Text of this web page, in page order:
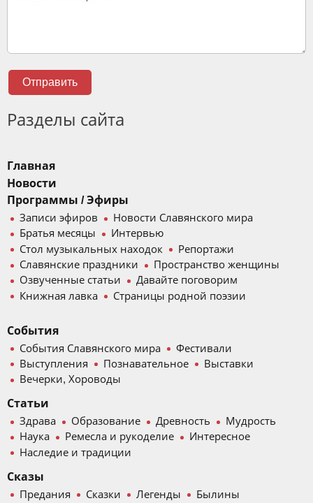
Отправить
Разделы сайта
Главная
Новости
Программы / Эфиры
Записи эфиров
Новости Славянского мира
Братья месяцы
Интервью
Стол музыкальных находок
Репортажи
Славянские праздники
Пространство женщины
Озвученные статьи
Давайте поговорим
Книжная лавка
Страницы родной поэзии
События
События Славянского мира
Фестивали
Выступления
Познавательное
Выставки
Вечерки, Хороводы
Статьи
Здрава Образование Древность
Мудрость
Наука
Ремесла и рукоделие
Интересное
Наследие и традиции
Сказы
Предания Сказки Легенды Былины